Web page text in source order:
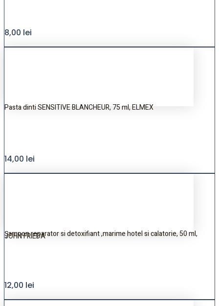
8,00 lei
Pasta dinti SENSITIVE BLANCHEUR, 75 ml, ELMEX
14,00 lei
Șampon reparator si detoxifiant ,marime hotel si calatorie, 50 ml,
JOHN FRIEDA
12,00 lei